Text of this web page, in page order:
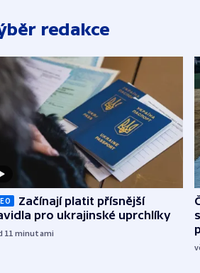
redakce
Začínají platit přísnější
pro ukrajinské uprchlíky
11 minutami